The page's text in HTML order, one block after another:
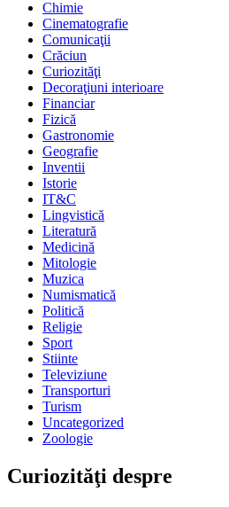
Chimie
Cinematografie
Comunicaţii
Crăciun
Curiozităţi
Decoraţiuni interioare
Financiar
Fizică
Gastronomie
Geografie
Inventii
Istorie
IT&C
Lingvistică
Literatură
Medicină
Mitologie
Muzica
Numismatică
Politică
Religie
Sport
Stiinte
Televiziune
Transporturi
Turism
Uncategorized
Zoologie
Curiozităţi despre